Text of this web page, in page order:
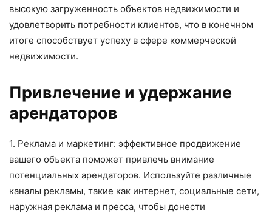
высокую загруженность объектов недвижимости и
удовлетворить потребности клиентов, что в конечном
итоге способствует успеху в сфере коммерческой
недвижимости.
Привлечение и удержание
арендаторов
1. Реклама и маркетинг: эффективное продвижение
вашего объекта поможет привлечь внимание
потенциальных арендаторов. Используйте различные
каналы рекламы, такие как интернет, социальные сети,
наружная реклама и пресса, чтобы донести